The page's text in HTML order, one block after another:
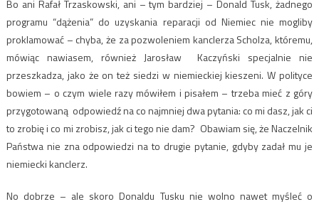
Bo ani Rafał Trzaskowski, ani – tym bardziej – Donald Tusk, żadnego
programu “dążenia” do uzyskania reparacji od Niemiec nie mogliby
proklamować – chyba, że za pozwoleniem kanclerza Scholza, któremu,
mówiąc nawiasem, również Jarosław Kaczyński specjalnie nie
przeszkadza, jako że on też siedzi w niemieckiej kieszeni. W polityce
bowiem – o czym wiele razy mówiłem i pisałem – trzeba mieć z góry
przygotowaną odpowiedź na co najmniej dwa pytania: co mi dasz, jak ci
to zrobię i co mi zrobisz, jak ci tego nie dam? Obawiam się, że Naczelnik
Państwa nie zna odpowiedzi na to drugie pytanie, gdyby zadał mu je
niemiecki kanclerz.
No dobrze – ale skoro Donaldu Tusku nie wolno nawet myśleć o